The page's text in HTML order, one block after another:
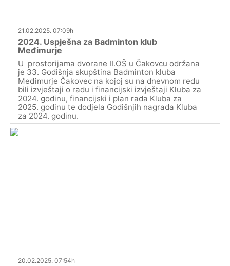
21.02.2025. 07:09h
2024. Uspješna za Badminton klub
Međimurje
U prostorijama dvorane II.OŠ u Čakovcu održana
je 33. Godišnja skupština Badminton kluba
Međimurje Čakovec na kojoj su na dnevnom redu
bili izvještaji o radu i financijski izvještaji Kluba za
2024. godinu, financijski i plan rada Kluba za
2025. godinu te dodjela Godišnjih nagrada Kluba
za 2024. godinu.
20.02.2025. 07:54h